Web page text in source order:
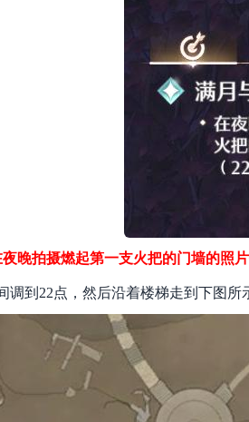
晚拍摄燃起第一支火把的门墙的照片
调到22点，然后沿着楼梯走到下图所